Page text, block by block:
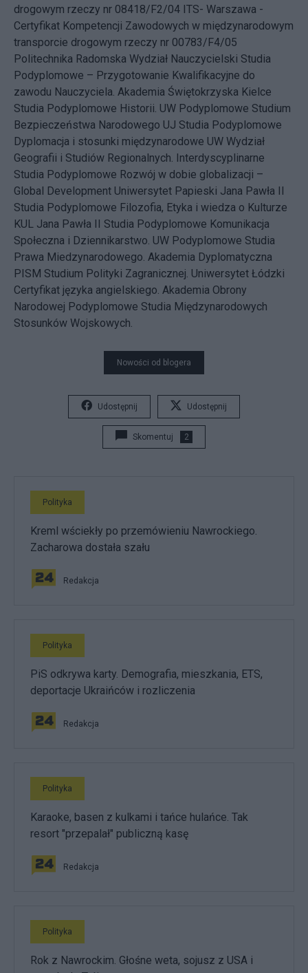
drogowym rzeczy nr 08418/F2/04 ITS- Warszawa -
Certyfikat Kompetencji Zawodowych w międzynarodowym
transporcie drogowym rzeczy nr 00783/F4/05
Politechnika Radomska Wydział Nauczycielski Studia
Podyplomowe – Przygotowanie Kwalifikacyjne do
zawodu Nauczyciela. Akademia Świętokrzyska Kielce
Studia Podyplomowe Historii. UW Podyplomowe Studium
Bezpieczeństwa Narodowego UJ Studia Podyplomowe
Dyplomacja i stosunki międzynarodowe UW Wydział
Geografii i Studiów Regionalnych. Interdyscyplinarne
Studia Podyplomowe Rozwój w dobie globalizacji –
Global Development Uniwersytet Papieski Jana Pawła II
Studia Podyplomowe Filozofia, Etyka i wiedza o Kulturze
KUL Jana Pawła II Studia Podyplomowe Komunikacja
Społeczna i Dziennikarstwo. UW Podyplomowe Studia
Prawa Miedzynarodowego. Akademia Dyplomatyczna
PISM Studium Polityki Zagranicznej. Uniwersytet Łódzki
Certyfikat języka angielskiego. Akademia Obrony
Narodowej Podyplomowe Studia Międzynarodowych
Stosunków Wojskowych.
Nowości od blogera
Udostępnij Udostępnij
Skomentuj 2
Polityka
Kreml wściekły po przemówieniu Nawrockiego.
Zacharowa dostała szału
Redakcja
Polityka
PiS odkrywa karty. Demografia, mieszkania, ETS,
deportacje Ukraińców i rozliczenia
Redakcja
Polityka
Karaoke, basen z kulkami i tańce hulańce. Tak
resort "przepalał" publiczną kasę
Redakcja
Polityka
Rok z Nawrockim. Głośne weta, sojusz z USA i